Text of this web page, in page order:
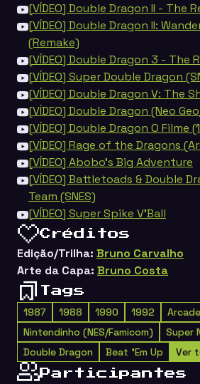
[VÍDEO] Double Dragon II - The
[VÍDEO] Double Dragon II:
(Remake)
[VÍDEO] Double Dragon 3 - The
[VÍDEO] Super Double Dragon
[VÍDEO] Double Dragon V: The
[VÍDEO] Double Dragon (Neo
[VÍDEO] Double Dragon O Filme
[VÍDEO] Rage of the Dragons
[VÍDEO] Abobo's Big Adventure
[VÍDEO] Battletoads & Double
Team (SNES)
[VÍDEO] Super Spike V'Ball
Créditos
Edição/Trilha: Bruno Carvalho
Arte da Capa: Bruno Costa
Tags
1987 1988 1990 1992
Arcade
Nintendinho (NES/Famicom)
Super
Double Dragon
Beat 'Em Up Ver
Participantes